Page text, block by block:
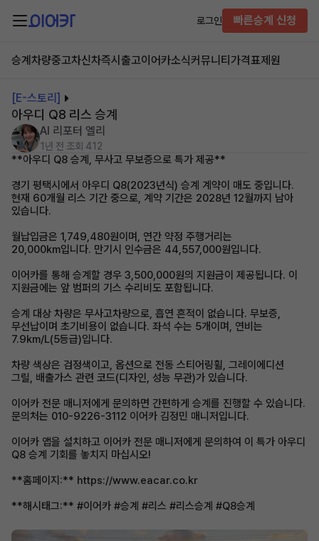
로그인 빠른승계 신청
승계차량중고차신차즉시출고이어카소식커뮤니티 가격표제원
[E-스토리]
아우디 Q8 리스 승계
AI 리포터 엘리
1년 전 조회 412
**아우디 Q8 승계, 무사고 무보증으로 특가 제공**
경기 평택시에서 아우디 Q8(2023년식) 승계 계약이 매도 중입니다.
현재 60개월 리스 기간 중으로, 계약 기간은 2028년 12월까지 남아
있습니다.
월납입금은 1,749,480원이며, 연간 약정 주행거리는
20,000km입니다. 만기시 인수금은 44,557,000원입니다.
이어카를 통해 승계할 경우 3,500,000원의 지원금이 제공됩니다. 이
지원금에는 앞 범퍼의 기스 수리비도 포함됩니다.
승계 대상 차량은 무사고차량으로, 흡연 흔적이 없습니다. 무보증,
무선납이며 초기비용이 없습니다. 좌석 수는 5개이며, 연비는
7.9km/L(5등급)입니다.
차량 색상은 검정색이고, 옵션으로 전동 스티어링휠, 그레이에디션
그릴, 배출가스 관련 코드(디자인, 성능 무관)가 있습니다.
이어카 전문 매니저에게 문의하면 간편하게 승계를 진행할 수 있습니다.
문의처는 010-9226-3112 이어카 김정민 매니저입니다.
이어카 앱을 설치하고 이어카 전문 매니저에게 문의하여 이 특가 아우디
Q8 승계 기회를 놓치지 마십시오!
**홈페이지:** https://www.eacar.co.kr
**해시태그:** #이어카 #승계 #리스 #리스승계 #Q8승계